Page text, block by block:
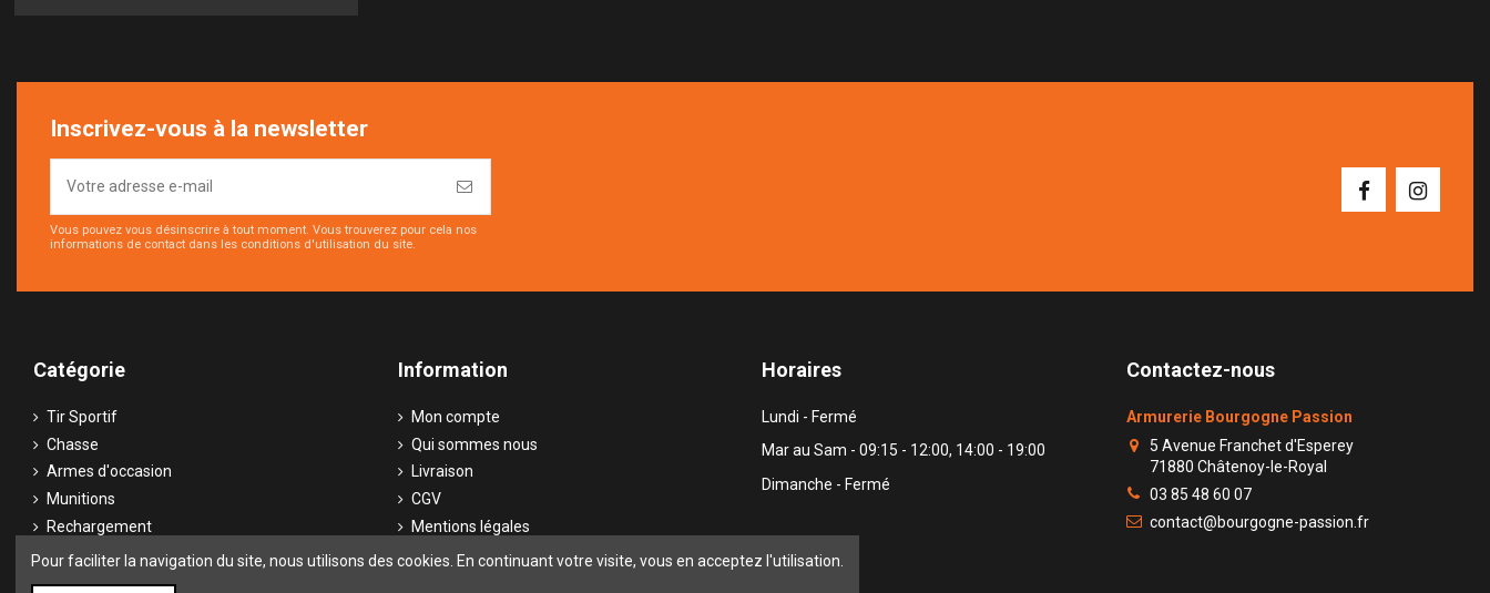
Inscrivez-vous à la newsletter
Vous pouvez vous désinscrire à tout moment. Vous trouverez pour cela nos
informations de contact dans les conditions d'utilisation du site.
Catégorie
Tir Sportif
Chasse
Armes d'occasion
Munitions
Rechargement
Optiques
Information
Mon compte
Qui sommes nous
Livraison
CGV
Mentions légales
Contactez-nous
Horaires
Lundi - Fermé
Mar au Sam - 09:15 - 12:00, 14:00 - 19:00
Dimanche - Fermé
Contactez-nous
Armurerie Bourgogne Passion
5 Avenue Franchet d'Esperey
71880 Châtenoy-le-Royal
03 85 48 60 07
contact@bourgogne-passion.fr
Pour faciliter la navigation du site, nous utilisons des cookies. En continuant votre visite, vous en acceptez l'utilisation.